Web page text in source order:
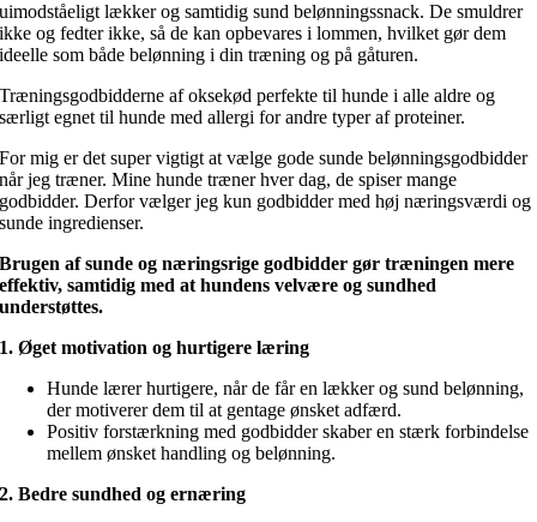
uimodståeligt lækker og samtidig sund belønningssnack. De smuldrer
ikke og fedter ikke, så de kan opbevares i lommen, hvilket gør dem
ideelle som både belønning i din træning og på gåturen.
Træningsgodbidderne af oksekød perfekte til hunde i alle aldre og
særligt egnet til hunde med allergi for andre typer af proteiner.
For mig er det super vigtigt at vælge gode sunde belønningsgodbidder
når jeg træner. Mine hunde træner hver dag, de spiser mange
godbidder. Derfor vælger jeg kun godbidder med høj næringsværdi og
sunde ingredienser.
Brugen af sunde og næringsrige godbidder gør træningen mere
effektiv, samtidig med at hundens velvære og sundhed
understøttes.
1. Øget motivation og hurtigere læring
Hunde lærer hurtigere, når de får en lækker og sund belønning,
der motiverer dem til at gentage ønsket adfærd.
Positiv forstærkning med godbidder skaber en stærk forbindelse
mellem ønsket handling og belønning.
2. Bedre sundhed og ernæring